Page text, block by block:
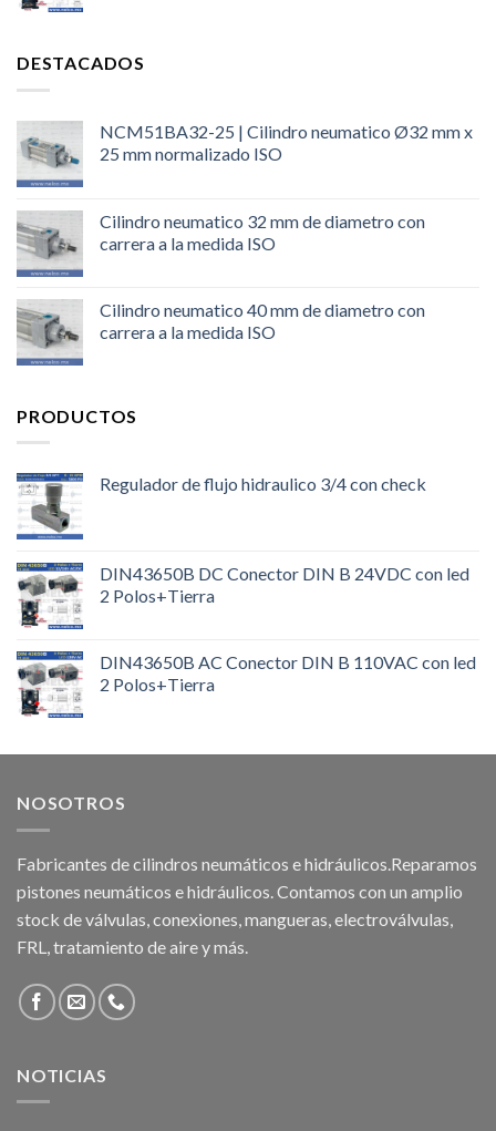
DESTACADOS
NCM51BA32-25 | Cilindro neumatico Ø32 mm x
25 mm normalizado ISO
Cilindro neumatico 32 mm de diametro con
carrera a la medida ISO
Cilindro neumatico 40 mm de diametro con
carrera a la medida ISO
PRODUCTOS
Regulador de flujo hidraulico 3/4 con check
DIN43650B DC Conector DIN B 24VDC con led
2 Polos+Tierra
DIN43650B AC Conector DIN B 110VAC con led
2 Polos+Tierra
NOSOTROS
Fabricantes de cilindros neumáticos e hidráulicos.Reparamos
pistones neumáticos e hidráulicos. Contamos con un amplio
stock de válvulas, conexiones, mangueras, electroválvulas,
FRL, tratamiento de aire y más.
NOTICIAS